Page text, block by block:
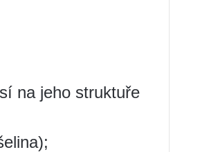
na jeho struktuře